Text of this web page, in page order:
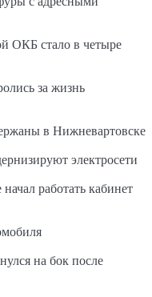
ОКБ стало в четыре
за жизнь
в Нижневартовске
электросети
работать кабинет
на бок после